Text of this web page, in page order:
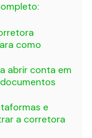
como
abrir conta em
e
a corretora